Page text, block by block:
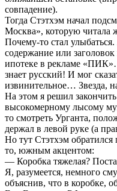
совпадение).
Тогда Стэтхэм начал
Москва», которую читала
Почему-то стал
содержание или
ипотеке в рекламе
знает русский! И мог
извинительное… Звезда,
На этом я решил
высокомерному лысому
то смотреть Урганта,
держал в левой руке (а
Но тут Стэтхэм
то, южным акцентом:
— Коробка тяжелая?
Я, разумеется, немного
объяснив, что в коробке,